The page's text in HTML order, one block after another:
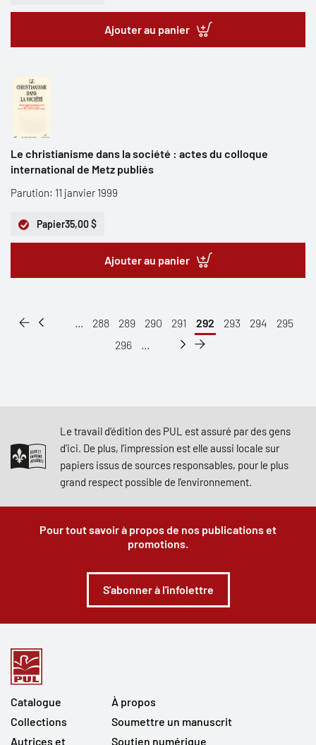
Ajouter au panier
Le christianisme dans la société : actes du colloque
international de Metz publiés
Parution: 11 janvier 1999
Papier35,00 $
Ajouter au panier
... 288 289 290 291 292 293 294
295
296
...
Le travail d'édition des PUL est assuré par des gens
d'ici. De plus, l'impression est elle aussi locale sur
papiers issus de sources responsables, pour le plus
grand respect possible de l'environnement.
Pour tout savoir à propos de nos publications et
promotions.
S'abonner à l'infolettre
Catalogue
Collections
Autrices et
À propos
Soumettre un manuscrit
Soutien numérique